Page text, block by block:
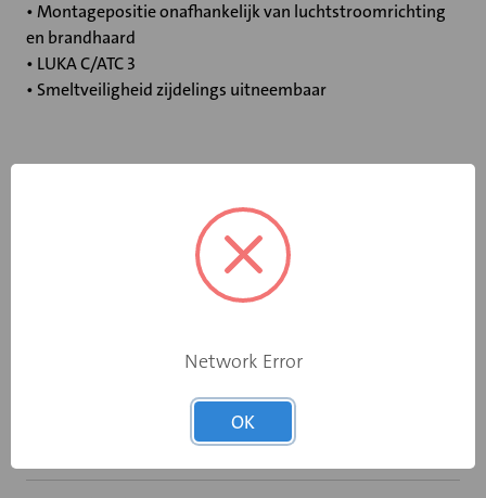
• Montagepositie onafhankelijk van luchtstroomrichting
en brandhaard
• LUKA C/ATC 3
• Smeltveiligheid zijdelings uitneembaar
Elektromotor 24 V
Nee
Geen
Network Error
OK